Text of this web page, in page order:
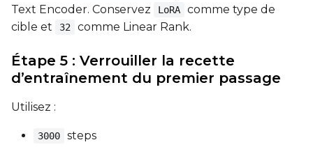
Text Encoder. Conservez
LoRA
comme type de
cible et
32 comme Linear Rank.
Étape 5 : Verrouiller la recette
d’entraînement du premier passage
Utilisez :
3000 steps